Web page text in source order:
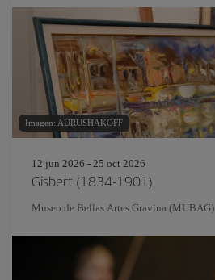
Imagen: AURUSHAKOFF
12 jun 2026 - 25 oct 2026
Gisbert (1834-1901)
Museo de Bellas Artes Gravina (MUBAG)